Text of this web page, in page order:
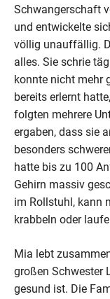
Schwangerschaft
und entwickelte
völlig unauffällig.
alles. Sie schrie
konnte nicht mehr
bereits erlernt
folgten mehrere
ergaben, dass sie
besonders
hatte bis zu 100
Gehirn massiv
im Rollstuhl, kann
krabbeln oder
Mia lebt
großen Schwester
gesund ist. Die